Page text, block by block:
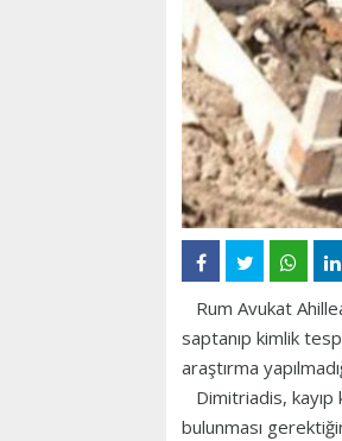
Rum Avukat
saptanıp kimlik
araştırma
Dimitriadis, kayıp
bulunması